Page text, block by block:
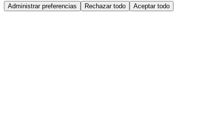
Administrar preferencias Rechazar todo Aceptar todo